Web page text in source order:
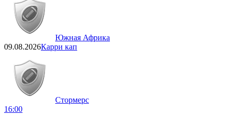
Южная Африка
09.08.2026Карри кап
Стормерс
16:00